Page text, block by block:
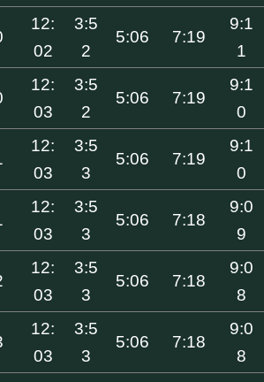
12:
02
3:5
2
5:06 7:19
9:1
1
12:
03
3:5
2
5:06 7:19
9:1
0
12:
03
3:5
3
5:06 7:19
9:1
0
12:
03
3:5
3
5:06 7:18
9:0
9
12:
03
3:5
3
5:06 7:18
9:0
8
12:
03
3:5
3
5:06 7:18
9:0
8